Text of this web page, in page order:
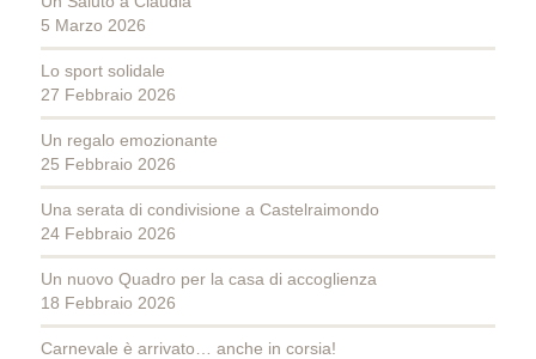
5 Marzo 2026
Lo sport solidale
27 Febbraio 2026
Un regalo emozionante
25 Febbraio 2026
Una serata di condivisione a Castelraimondo
24 Febbraio 2026
Un nuovo Quadro per la casa di accoglienza
18 Febbraio 2026
Carnevale è arrivato… anche in corsia!